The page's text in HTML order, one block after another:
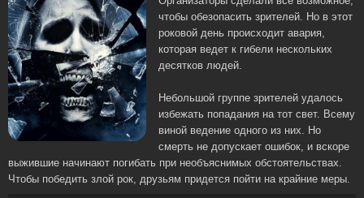
чтобы обезопасить зрителей. Но в этот
роковой день происходит авария,
которая ведет к гибели нескольких
десятков людей.
Небольшой группе зрителей удалось
избежать попадания на тот свет. Всему
виной ведение одного из них. Но
смерть не допускает ошибок, и вскоре
выжившие начинают погибать при необъяснимых обстоятельствах.
Чтобы победить злой рок, друзьям придется пойти на крайние меры.